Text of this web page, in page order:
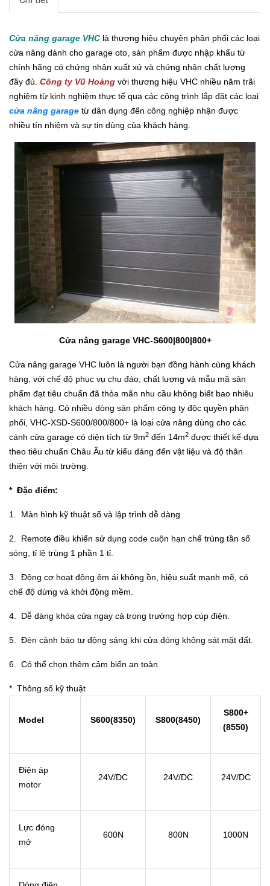
Cửa nâng garage VHClà thương hiệu chuyên phân phối các loại
cửa nâng dành cho garage oto, sản phẩm được nhập khẩu từ
chính hãng có chứng nhận xuất xứ và chứng nhận chất lượng
đầy đủ. Công ty Vũ Hoàng với thương hiệu VHC nhiều năm trãi
nghiệm từ kinh nghiệm thực tế qua các công trình lắp đặt các loại
cửa nâng garage từ dân dụng đến công nghiệp nhận được
nhiều tín nhiệm và sự tin dùng của khách hàng.
Cửa nâng garage VHC-S600|800|800+
Cửa nâng garage VHC luôn là người bạn đồng hành cùng khách
hàng, với chế độ phục vụ chu đáo, chất lượng và mẫu mã sản
phẩm đạt tiêu chuẩn đã thỏa mãn nhu cầu không biết bao nhiêu
khách hàng. Có nhiều dòng sản phẩm công ty độc quyền phân
phối, VHC-XSD-S600/800/800+ là loại cửa nâng dùng cho các
cánh cửa garage có diện tích từ 9m2 đến 14m2 được thiết kế dựa
theo tiêu chuẩn Châu Âu từ kiểu dáng đến vật liệu và độ thân
thiện với môi trường.
* Đặc điểm:
1. Màn hình kỹ thuật số và lập trình dễ dàng
2. Remote điều khiển sử dụng code cuộn hạn chế trùng tần số
sóng, tỉ lệ trùng 1 phần 1 tỉ.
3. Động cơ hoạt động êm ái không ồn, hiệu suất mạnh mẽ, có
chế độ dừng và khởi động mềm.
4. Dễ dàng khóa cửa ngay cả trong trường hợp cúp điện.
5. Đèn cảnh báo tự động sáng khi cửa đóng không sát mặt đất.
6. Có thể chọn thêm cảm biến an toàn
* Thông số kỹ thuật
Model S600(8350) S800(8450)
S800+
(8550)
Điện áp
motor
24V/DC 24V/DC 24V/DC
Lực đóng
mở
600N 800N 1000N